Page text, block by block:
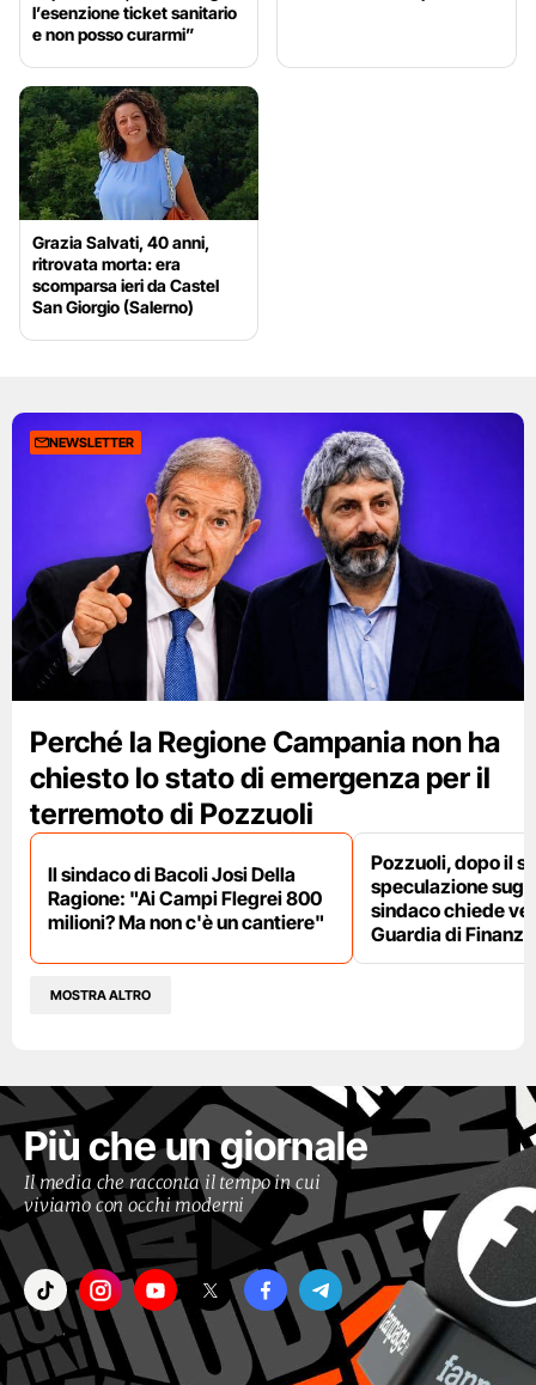
l’esenzione ticket sanitario
e non posso curarmi”
Grazia Salvati, 40 anni,
ritrovata morta: era
scomparsa ieri da Castel
San Giorgio (Salerno)
NEWSLETTER
Perché la Regione Campania non ha
chiesto lo stato di emergenza per il
terremoto di Pozzuoli
Il sindaco di Bacoli Josi Della
Ragione: "Ai Campi Flegrei 800
milioni? Ma non c'è un cantiere"
Pozzuoli, dopo il
speculazione
sindaco chiede
Guardia di Finanza
MOSTRA ALTRO
Più che un giornale
Il media che racconta il tempo in cui
viviamo con occhi moderni